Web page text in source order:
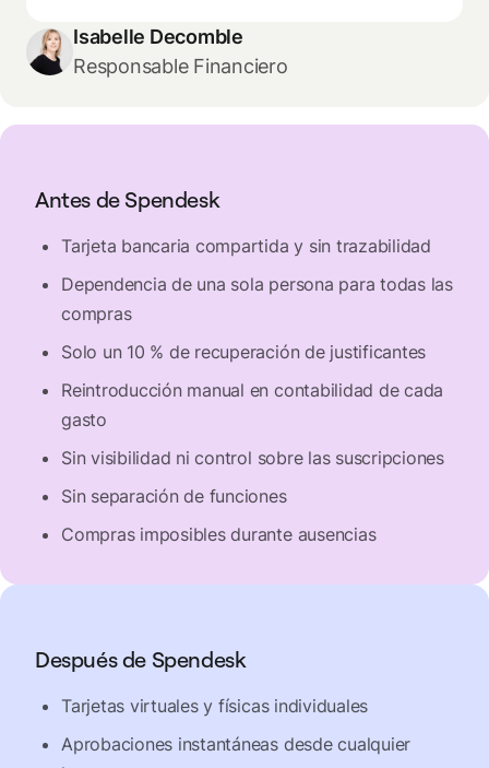
Isabelle Decomble
Responsable Financiero
Antes de Spendesk
Tarjeta bancaria compartida y sin trazabilidad
Dependencia de una sola persona para todas las
compras
Solo un 10 % de recuperación de justificantes
Reintroducción manual en contabilidad de cada
gasto
Sin visibilidad ni control sobre las suscripciones
Sin separación de funciones
Compras imposibles durante ausencias
Después de Spendesk
Tarjetas virtuales y físicas individuales
Aprobaciones instantáneas desde cualquier